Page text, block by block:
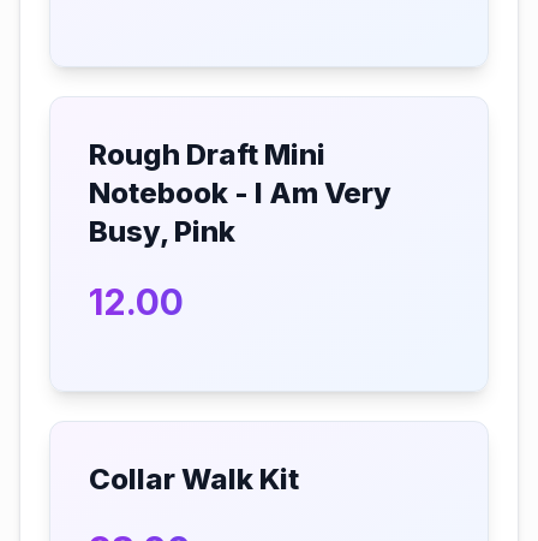
Rough Draft Mini
Notebook - I Am Very
Busy, Pink
12.00
Collar Walk Kit